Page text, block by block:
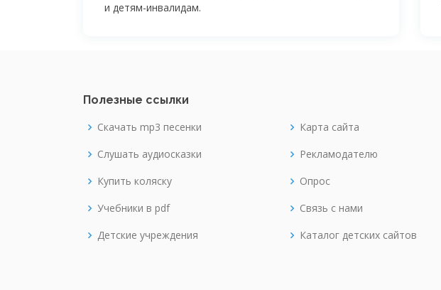
и детям-инвалидам.
Полезные ссылки
Скачать mp3 песенки
Слушать аудиосказки
Купить коляску
Учебники в pdf
Детские учреждения
Карта сайта
Рекламодателю
Опрос
Связь с нами
Каталог детских сайтов